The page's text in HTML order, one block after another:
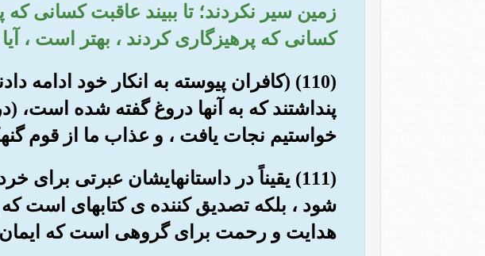
زمین سیر نکردند؛ تا ببیند عاقبت کسانی
کسانی که پرهیزگاری کردند ، بهتر است ،
(110) (کافران پیوسته به انکار خود ادامه
پنداشتند که به آنها دروغ گفته شده
خواستیم نجات یافت ، و عذاب ما از قوم
(111) یقیناً در داستانهایشان عبرتی
شود ، بلکه تصدیق کننده ی کتابهای است
هدایت و رحمت برای گروهی است که